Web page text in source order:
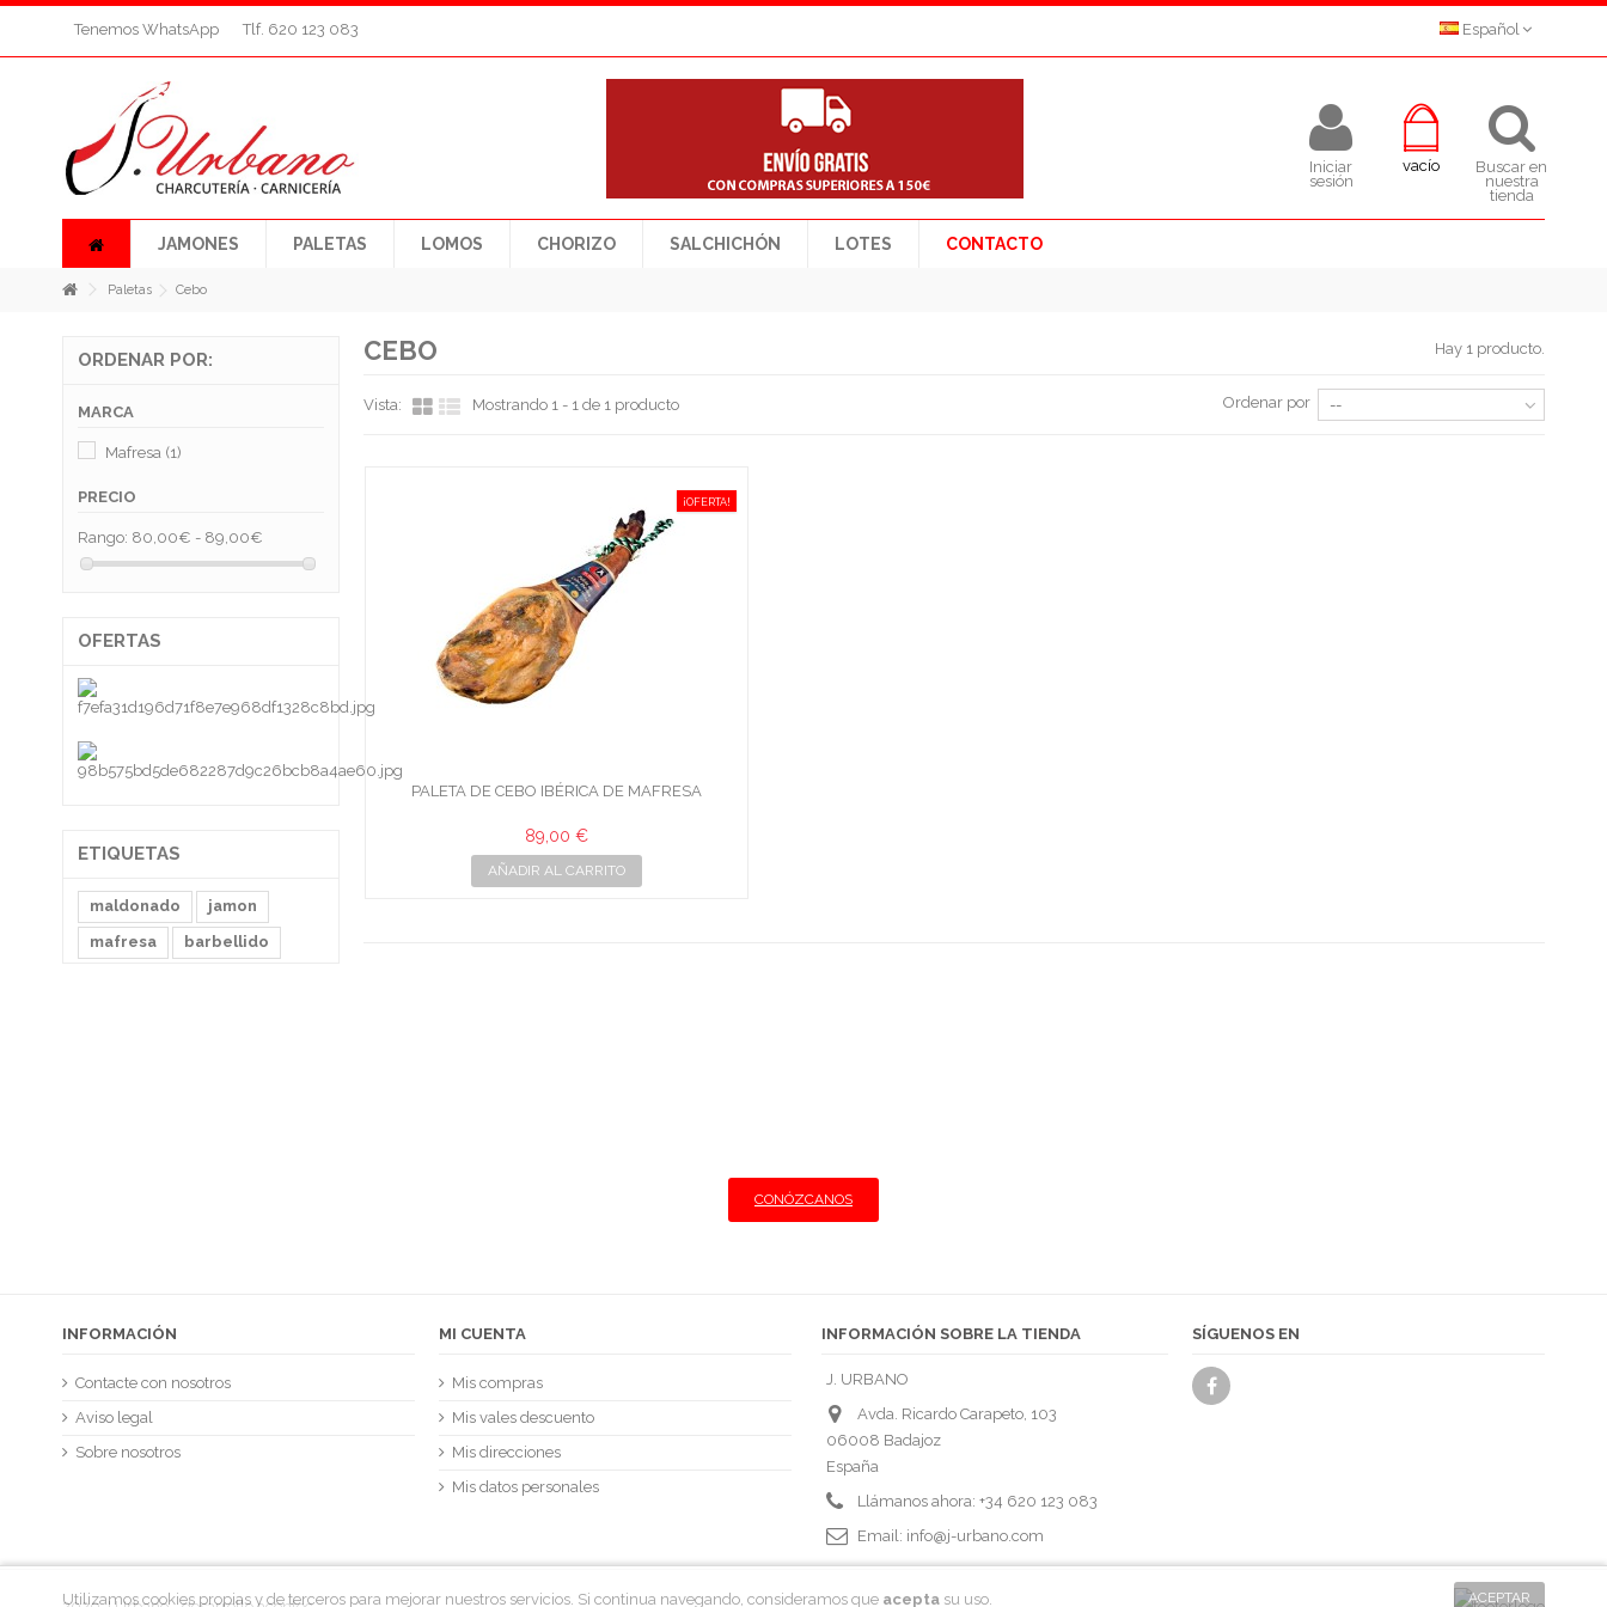
Español
Tenemos WhatsApp Tlf. 620 123 083
Buscar en
nuestra
tienda
vacío
Iniciar
sesión
JAMONES PALETAS LOMOS CHORIZO SALCHICHÓN LOTES CONTACTO
Paletas Cebo
CEBO Hay 1 producto.
Vista: Mostrando 1 - 1 de 1 producto Ordenar por --
¡OFERTA!
PALETA DE CEBO IBÉRICA DE MAFRESA
89,00 €
AÑADIR AL CARRITO
ORDENAR POR:
MARCA
Mafresa (1)
PRECIO
Rango: 80,00€ - 89,00€
OFERTAS
ETIQUETAS
maldonado
jamon
mafresa
barbellido
CONÓZCANOS
INFORMACIÓN
Contacte con nosotros
Aviso legal
Sobre nosotros
MI CUENTA
Mis compras
Mis vales descuento
Mis direcciones
Mis datos personales
INFORMACIÓN SOBRE LA TIENDA
J. URBANO
Avda. Ricardo Carapeto, 103
06008 Badajoz
España
Llámanos ahora: +34 620 123 083
Email: info@j-urbano.com
SÍGUENOS EN
ACEPTAR
Utilizamos cookies propias y de terceros para mejorar nuestros servicios. Si continua navegando, consideramos que acepta su uso.